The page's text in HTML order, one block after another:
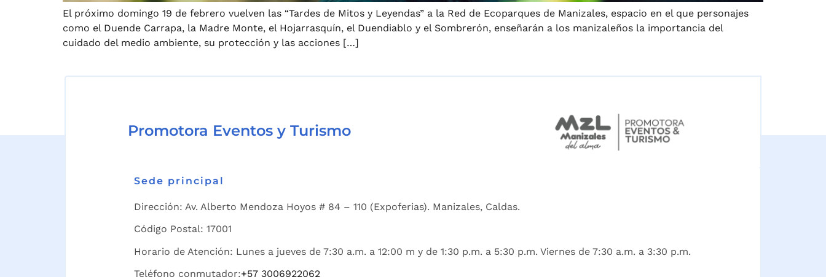
El próximo domingo 19 de febrero vuelven las “Tardes de Mitos y Leyendas” a la Red de Ecoparques de Manizales, espacio en el que personajes
como el Duende Carrapa, la Madre Monte, el Hojarrasquín, el Duendiablo y el Sombrerón, enseñarán a los manizaleños la importancia del
cuidado del medio ambiente, su protección y las acciones […]
Promotora Eventos y Turismo
Sede principal
Dirección: Av. Alberto Mendoza Hoyos # 84 – 110 (Expoferias). Manizales, Caldas.
Código Postal: 17001
Horario de Atención: Lunes a jueves de 7:30 a.m. a 12:00 m y de 1:30 p.m. a 5:30 p.m. Viernes de 7:30 a.m. a 3:30 p.m.
Teléfono conmutador:+57 3006922062